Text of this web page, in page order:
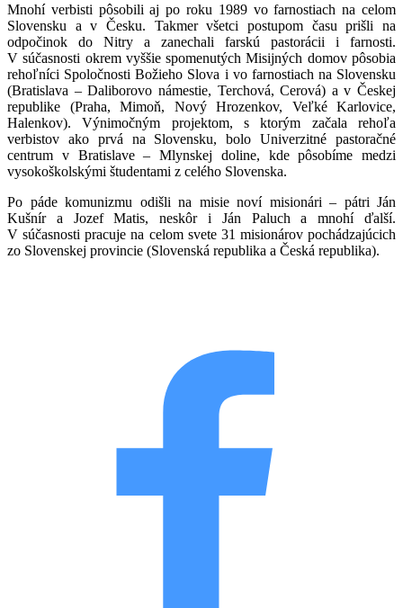
Mnohí verbisti pôsobili aj po roku 1989 vo farnostiach na celom
Slovensku a v Česku. Takmer všetci postupom času prišli na
odpočinok do Nitry a zanechali farskú pastorácii i farnosti.
V súčasnosti okrem vyššie spomenutých Misijných domov pôsobia
rehoľníci Spoločnosti Božieho Slova i vo farnostiach na Slovensku
(Bratislava – Daliborovo námestie, Terchová, Cerová) a v Českej
republike (Praha, Mimoň, Nový Hrozenkov, Veľké Karlovice,
Halenkov). Výnimočným projektom, s ktorým začala rehoľa
verbistov ako prvá na Slovensku, bolo Univerzitné pastoračné
centrum v Bratislave – Mlynskej doline, kde pôsobíme medzi
vysokoškolskými študentami z celého Slovenska.
Po páde komunizmu odišli na misie noví misionári – pátri Ján
Kušnír a Jozef Matis, neskôr i Ján Paluch a mnohí ďalší.
V súčasnosti pracuje na celom svete 31 misionárov pochádzajúcich
zo Slovenskej provincie (Slovenská republika a Česká republika).